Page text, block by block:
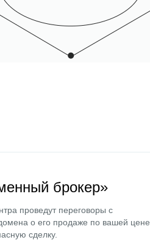
брокер»
проведут переговоры с
о его продаже по вашей цене
сделку.